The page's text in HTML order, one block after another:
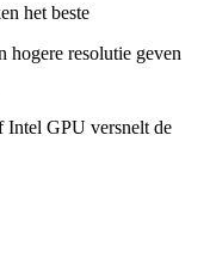
het beste
hogere resolutie geven
GPU versnelt de